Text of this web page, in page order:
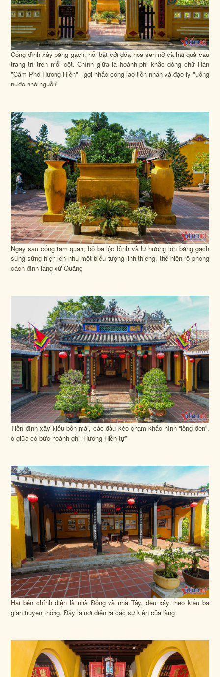
Cổng đình xây bằng gạch, nổi bật với đóa hoa sen nở và hai quả cầu
trang trí trên mỗi cột. Chính giữa là hoành phi khắc dòng chữ Hán
"Cẩm Phô Hương Hiền" - gợi nhắc công lao tiền nhân và đạo lý "uống
nước nhớ nguồn"
Ngay sau cổng tam quan, bộ ba lộc bình và lư hương lớn bằng gạch
sừng sững hiện lên như một biểu tượng linh thiêng, thể hiện rõ phong
cách đình làng xứ Quảng
Tiền đình xây kiểu bốn mái, các đầu kèo chạm khắc hình “lồng đèn”,
ở giữa có bức hoành ghi “Hương Hiền tự”
Hai bên chính điện là nhà Đông và nhà Tây, đều xây theo kiểu ba
gian truyền thống. Đây là nơi diễn ra các sự kiện của làng